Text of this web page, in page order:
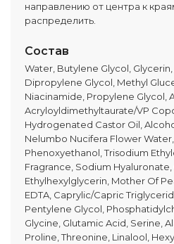
направлению от центра к
распределить.
Состав
Water, Butylene Glycol, Glycerin,
Dipropylene Glycol, Methyl
Niacinamide, Propylene Glycol,
Acryloyldimethyltaurate/VP
Hydrogenated Castor Oil,
Nelumbo Nucifera Flower
Phenoxyethanol, Trisodium
Fragrance, Sodium Hyaluronate,
Ethylhexylglycerin, Mother Of
EDTA, Caprylic/Capric
Pentylene Glycol,
Glycine, Glutamic Acid, Serine,
Proline, Threonine, Linalool,